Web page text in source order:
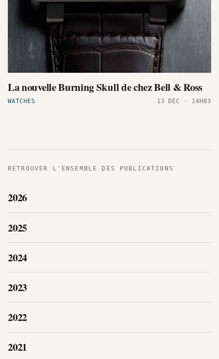
WATCHES
La nouvelle Burning Skull de chez Bell & Ross
13 DÉC · 14H03
RETROUVER L'ENSEMBLE DES PUBLICATIONS
2026
2025
2024
2023
2022
2021